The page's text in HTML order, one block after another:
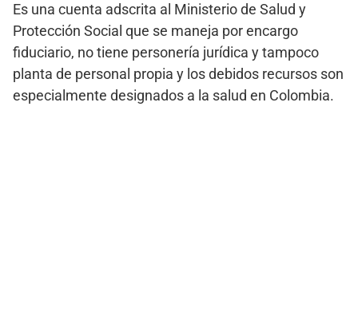
Es una cuenta adscrita al Ministerio de Salud y
Protección Social que se maneja por encargo
fiduciario, no tiene personería jurídica y tampoco
planta de personal propia y los debidos recursos son
especialmente designados a la salud en Colombia.